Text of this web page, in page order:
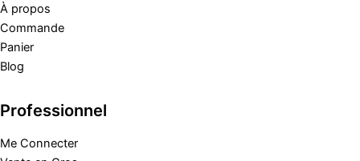
À propos
Commande
Panier
Blog
Professionnel
Me Connecter